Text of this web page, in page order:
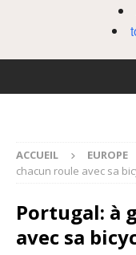
ACCUEIL EUROPE
chacun roule avec sa
Portugal: à
avec sa